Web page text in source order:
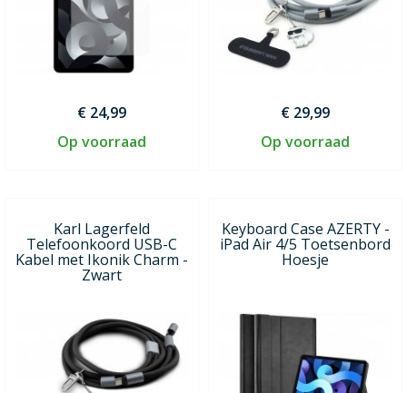
€ 24,99
Op voorraad
€ 29,99
Op voorraad
Karl Lagerfeld
Telefoonkoord USB-C
Kabel met Ikonik Charm -
Zwart
Keyboard Case AZERTY -
iPad Air 4/5 Toetsenbord
Hoesje